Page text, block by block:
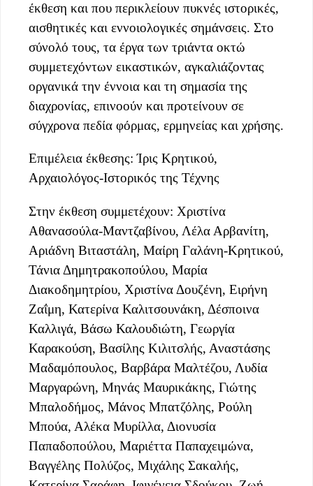
έκθεση και που περικλείουν πυκνές ιστορικές,
αισθητικές και εννοιολογικές σημάνσεις. Στο
σύνολό τους, τα έργα των τριάντα οκτώ
συμμετεχόντων εικαστικών, αγκαλιάζοντας
οργανικά την έννοια και τη σημασία της
διαχρονίας, επινοούν και προτείνουν σε
σύγχρονα πεδία φόρμας, ερμηνείας και χρήσης.
Επιμέλεια έκθεσης: Ίρις Κρητικού,
Αρχαιολόγος-Ιστορικός της Τέχνης
Στην έκθεση συμμετέχουν: Χριστίνα
Αθανασούλα-Μαντζαβίνου, Λέλα Αρβανίτη,
Αριάδνη Βιταστάλη, Μαίρη Γαλάνη-Κρητικού,
Τάνια Δημητρακοπούλου, Μαρία
Διακοδημητρίου, Χριστίνα Δουζένη, Ειρήνη
Ζαΐμη, Κατερίνα Καλιτσουνάκη, Δέσποινα
Καλλιγά, Βάσω Καλουδιώτη, Γεωργία
Καρακούση, Βασίλης Κιλιτσλής, Αναστάσης
Μαδαμόπουλος, Βαρβάρα Μαλτέζου, Λυδία
Μαργαρώνη, Μηνάς Μαυρικάκης, Γιώτης
Μπαλοδήμος, Μάνος Μπατζόλης, Ρούλη
Μπούα, Αλέκα Μυρίλλα, Διονυσία
Παπαδοπούλου, Μαριέττα Παπαχειμώνα,
Βαγγέλης Πολύζος, Μιχάλης Σακαλής,